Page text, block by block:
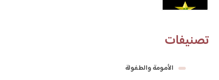
تصنيفات
الأمومة والطفولة